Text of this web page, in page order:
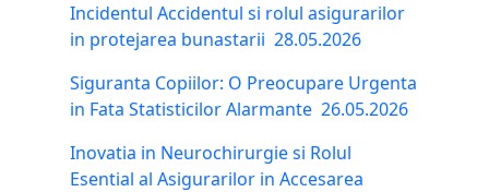
Incidentul Accidentul si rolul asigurarilor
in protejarea bunastarii 28.05.2026
Siguranta Copiilor: O Preocupare Urgenta
in Fata Statisticilor Alarmante 26.05.2026
Inovatia in Neurochirurgie si Rolul
Esential al Asigurarilor in Accesarea